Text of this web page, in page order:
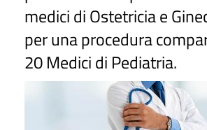
medici di Ostetricia e
per una procedura
20 Medici di Pediatria.